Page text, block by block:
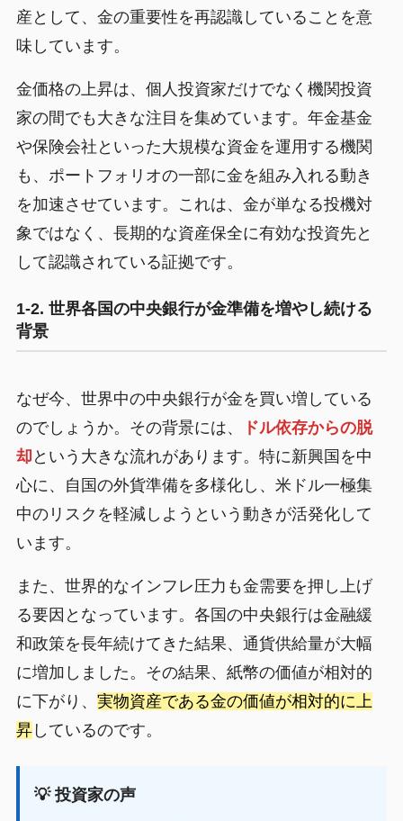
産として、金の重要性を再認識していることを意
味しています。
金価格の上昇は、個人投資家だけでなく機関投資
家の間でも大きな注目を集めています。年金基金
や保険会社といった大規模な資金を運用する機関
も、ポートフォリオの一部に金を組み入れる動き
を加速させています。これは、金が単なる投機対
象ではなく、長期的な資産保全に有効な投資先と
して認識されている証拠です。
1-2. 世界各国の中央銀行が金準備を増やし続ける
背景
なぜ今、世界中の中央銀行が金を買い増している
のでしょうか。その背景には、
ドル依存からの脱
却 という大きな流れがあります。特に新興国を中
心に、自国の外貨準備を多様化し、米ドル一極集
中のリスクを軽減しようという動きが活発化して
います。
また、世界的なインフレ圧力も金需要を押し上げ
る要因となっています。各国の中央銀行は金融緩
和政策を長年続けてきた結果、通貨供給量が大幅
に増加しました。その結果、紙幣の価値が相対的
に下がり、 実物資産である金の価値が相対的に上
昇しているのです。
💡 投資家の声